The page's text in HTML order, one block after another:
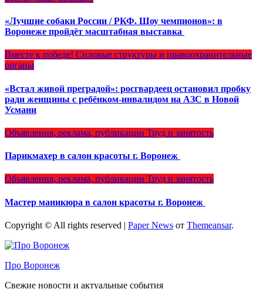
«Лучшие собаки России / РКФ. Шоу чемпионов»: в
Воронеже пройдёт масштабная выставка
Вместе к победе! Силовые структуры и правоохранительные
органы
«Встал живой преградой»: росгвардеец остановил пробку
ради женщины с ребёнком-инвалидом на АЗС в Новой
Усмани
Объявления, реклама, публикации Труд и занятость
Парикмахер в салон красоты г. Воронеж
Объявления, реклама, публикации Труд и занятость
Мастер маникюра в салон красоты г. Воронеж
Copyright © All rights reserved | Paper News от Themeansar.
Про Воронеж
Свежие новости и актуальные события